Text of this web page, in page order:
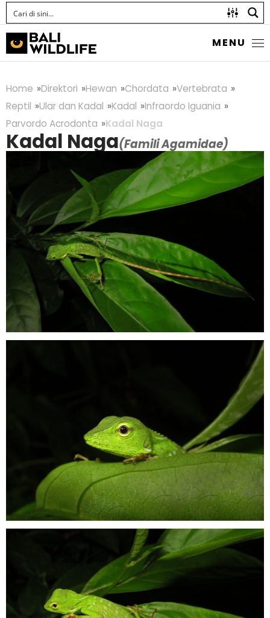
MENU
Home Direktori Hewan Chordata
Vertebrata
Reptil
Ular dan Kadal Kadal
Infraordo Iguania
Parvordo Acrodonta
Kadal Naga
Kadal Naga(Famili Agamidae)